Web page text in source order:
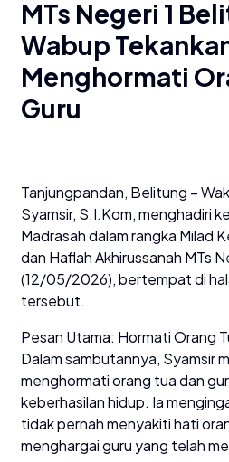
MTs Negeri 1
Wabup
Menghormati
Guru
Tanjungpandan, Belitung –
Syamsir, S.I.Kom, menghadiri
Madrasah dalam rangka Milad
dan Haflah Akhirussanah MTs
(12/05/2026), bertempat di
tersebut.
Pesan Utama: Hormati Orang
Dalam sambutannya, Syamsir
menghormati orang tua dan
keberhasilan hidup. Ia
tidak pernah menyakiti hati
menghargai guru yang telah